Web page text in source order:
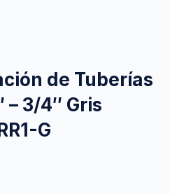
de Tuberías
– 3/4″ Gris
G